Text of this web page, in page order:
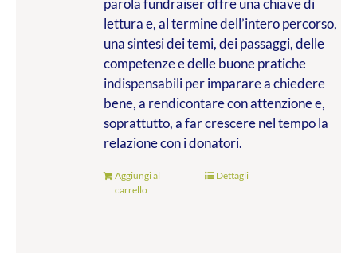
parola fundraiser offre una chiave di
lettura e, al termine dell’intero percorso,
una sintesi dei temi, dei passaggi, delle
competenze e delle buone pratiche
indispensabili per imparare a chiedere
bene, a rendicontare con attenzione e,
soprattutto, a far crescere nel tempo la
relazione con i donatori.
Aggiungi al
carrello
Dettagli